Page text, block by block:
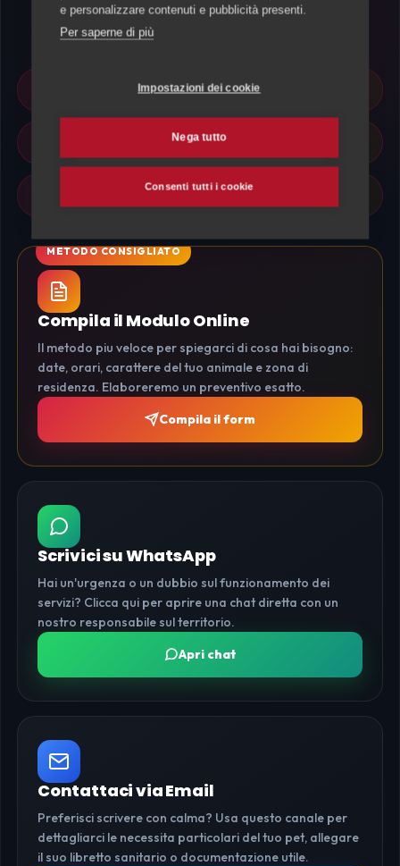
professionista perfetto per le esigenze dei tuoi animali
Pet Sitter Selezionati e Locali
Risposta rapida al tuo contatto
Sicurezza e Affidabilita garantita
Compila il Modulo Online
Il metodo piu veloce per spiegarci di cosa hai bisogno:
date, orari, carattere del tuo animale e zona di
residenza. Elaboreremo un preventivo esatto.
Compila il form
Scrivici su WhatsApp
Hai un'urgenza o un dubbio sul funzionamento dei
servizi? Clicca qui per aprire una chat diretta con un
nostro responsabile sul territorio.
Apri chat
Contattaci via Email
Preferisci scrivere con calma? Usa questo canale per
dettagliarci le necessita particolari del tuo pet, allegare
il suo libretto sanitario o documentazione utile.
e personalizzare contenuti e pubblicità presenti.
Per saperne di più
Impostazioni dei cookie
Nega tutto
Consenti tutti i cookie